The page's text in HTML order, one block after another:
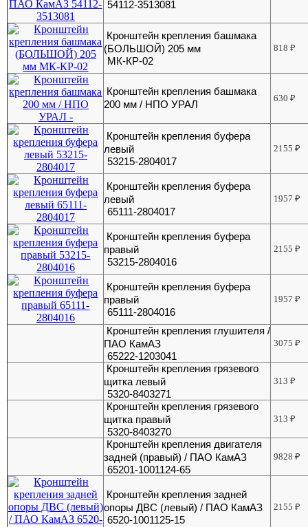
54112-3513081
Кронштейн крепления башмака
(БОЛЬШОЙ) 205 мм
МК-КР-02
818₽
Кронштейн крепления башмака
200 мм / НПО УРАЛ
630₽
Кронштейн крепления буфера
левый
53215-2804017
2155₽
Кронштейн крепления буфера
левый
65111-2804017
1957₽
Кронштейн крепления буфера
правый
53215-2804016
2155₽
Кронштейн крепления буфера
правый
65111-2804016
1957₽
Кронштейн крепления глушителя /
ПАО КамАЗ
65222-1203041
3075₽
Кронштейн крепления грязевого
щитка левый
5320-8403271
313₽
Кронштейн крепления грязевого
щитка правый
5320-8403270
313₽
Кронштейн крепления двигателя
задней (правый) / ПАО КамАЗ
65201-1001124-65
9828₽
Кронштейн крепления задней
опоры ДВС (левый) / ПАО КамАЗ
6520-1001125-15
2155₽